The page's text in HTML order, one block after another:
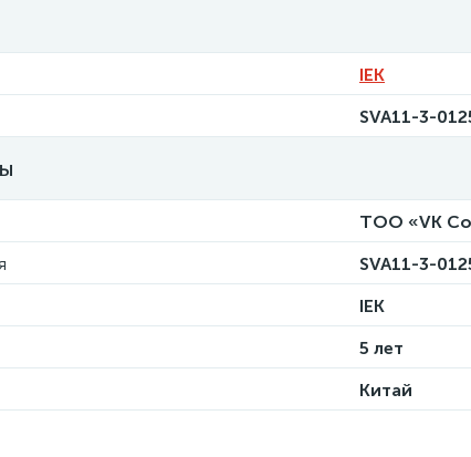
IEK
SVA11-3-
ТОО «VK
SVA11-3-
IEK
5 лет
Китай